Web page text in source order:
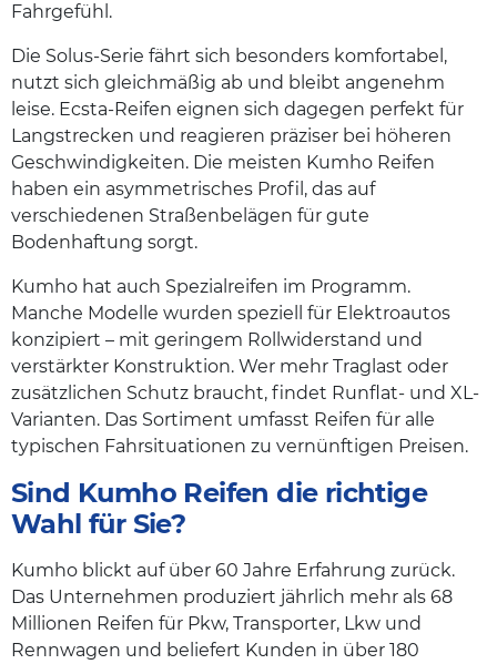
Fahrgefühl.
Die Solus-Serie fährt sich besonders komfortabel,
nutzt sich gleichmäßig ab und bleibt angenehm
leise. Ecsta-Reifen eignen sich dagegen perfekt für
Langstrecken und reagieren präziser bei höheren
Geschwindigkeiten. Die meisten Kumho Reifen
haben ein asymmetrisches Profil, das auf
verschiedenen Straßenbelägen für gute
Bodenhaftung sorgt.
Kumho hat auch Spezialreifen im Programm.
Manche Modelle wurden speziell für Elektroautos
konzipiert – mit geringem Rollwiderstand und
verstärkter Konstruktion. Wer mehr Traglast oder
zusätzlichen Schutz braucht, findet Runflat- und XL-
Varianten. Das Sortiment umfasst Reifen für alle
typischen Fahrsituationen zu vernünftigen Preisen.
Sind Kumho Reifen die richtige
Wahl für Sie?
Kumho blickt auf über 60 Jahre Erfahrung zurück.
Das Unternehmen produziert jährlich mehr als 68
Millionen Reifen für Pkw, Transporter, Lkw und
Rennwagen und beliefert Kunden in über 180